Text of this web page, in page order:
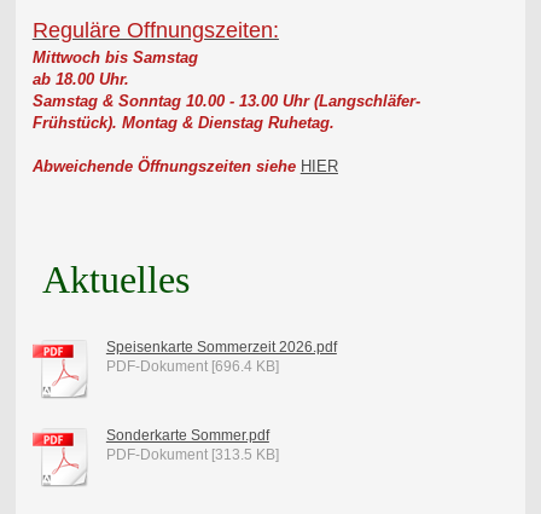
Reguläre Offnungszeiten:
Mittwoch bis Samstag
ab 18.00 Uhr.
Samstag & Sonntag 10.00 - 13.00 Uhr (Langschläfer-
Frühstück). Montag & Dienstag Ruhetag.
Abweichende Öffnungszeiten siehe HIER
Aktuelles
Speisenkarte Sommerzeit 2026.pdf
PDF-Dokument [696.4 KB]
Sonderkarte Sommer.pdf
PDF-Dokument [313.5 KB]